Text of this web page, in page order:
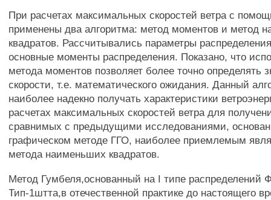
При расчетах максимальных скоростей ветра с
применены два алгоритма: метод моментов и метод
квадратов. Рассчитывались параметры
основные моменты распределения. Показано, что
метода моментов позволяет более точно определять
скорости, т.е. математического ожидания. Данный
наиболее надекно получать характеристики
расчетах максимальных скоростей ветра для
сравнимых с предыдущими исследованиями,
графическом методе ГГО, наиболее приемлемым
метода наименьших квадратов.
Метод Гумбеля,основанный на I типе распределений
Тип-1штта,в отечественной практике до настоящего